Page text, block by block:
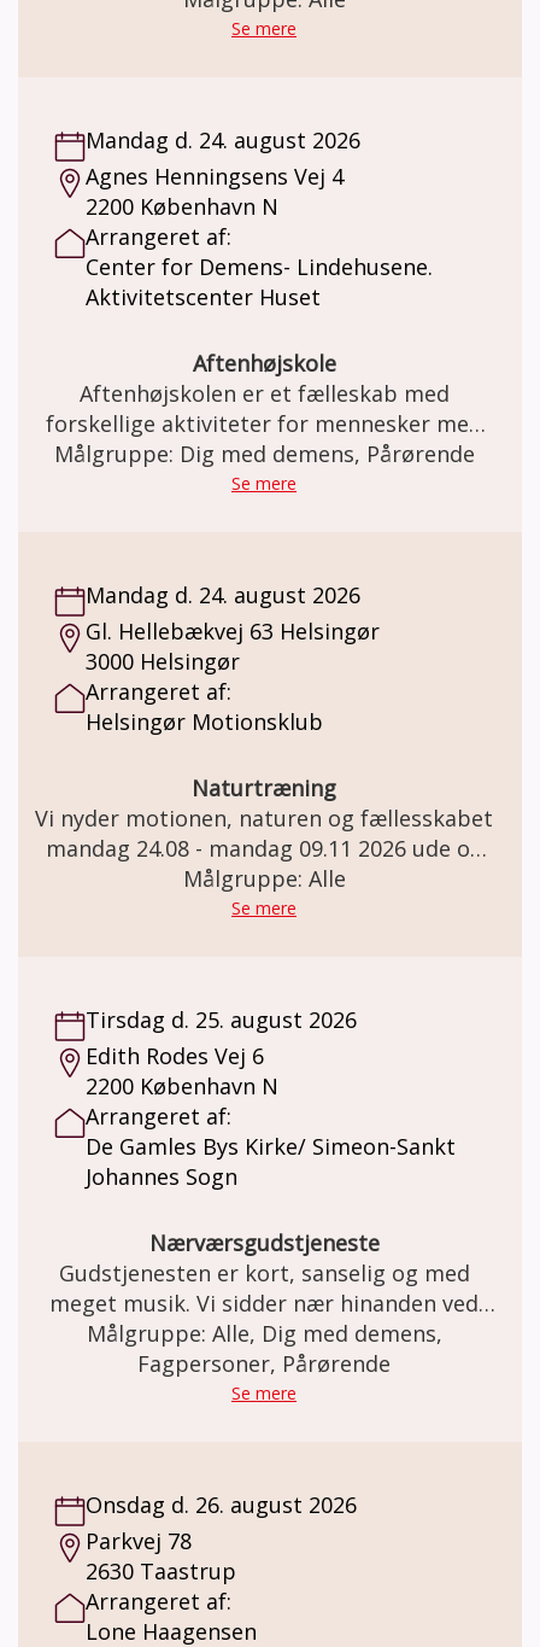
sorger, naturen, og meget mere i selskab)
Se mere
Mandag d. 24. august 2026
Agnes Henningsens Vej 4
2200 København N
Arrangeret af:
Center for Demens- Lindehusene.
Aktivitetscenter Huset
Aftenhøjskole
Aftenhøjskolen er et fælleskab med
forskellige aktiviteter for mennesker med
demens sammen med familie og venner.
Målgruppe: Dig med demens, Pårørende
Se mere
Mandag d. 24. august 2026
Gl. Hellebækvej 63 Helsingør
3000 Helsingør
Arrangeret af:
Helsingør Motionsklub
Naturtræning
Vi nyder motionen, naturen og fællesskabet
mandag 24.08 - mandag 09.11 2026 ude og
omkring Teglstrup Hegn. Mødested:
Helsingør hallen Gl. Hellebækvej 63 i
Målgruppe: Alle
Se mere
Tirsdag d. 25. august 2026
Edith Rodes Vej 6
2200 København N
Arrangeret af:
De Gamles Bys Kirke/ Simeon-Sankt
Johannes Sogn
Nærværsgudstjeneste
Gudstjenesten er kort, sanselig og med
meget musik. Vi sidder nær hinanden ved
flyglet, hvor der er korsang at lytte til, og
fællessang at synge med på. Gudstjenesten
er demensvenlig og sigter mod at give
Målgruppe: Alle, Dig med demens,
Fagpersoner, Pårørende
Se mere
Onsdag d. 26. august 2026
Parkvej 78
2630 Taastrup
Arrangeret af:
Lone Haagensen